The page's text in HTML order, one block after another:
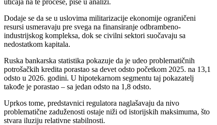
Dodaje se da se u uslovima militarizacije ekonomije ograničeni
resursi usmeravaju pre svega na finansiranje odbrambeno-
industrijskog kompleksa, dok se civilni sektori suočavaju sa
nedostatkom kapitala.
Ruska bankarska statistika pokazuje da je udeo problematičnih
potrošačkih kredita porastao sa devet odsto početkom 2025. na 13,1
odsto u 2026. godini. U hipotekarnom segmentu taj pokazatelj
takođe je porastao – sa jedan odsto na 1,8 odsto.
Uprkos tome, predstavnici regulatora naglašavaju da nivo
problematične zaduženosti ostaje niži od istorijskih maksimuma, što
stvara iluziju relativne stabilnosti.